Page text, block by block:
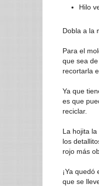
Hilo
Dobla a la
Para el
que sea
recortarla
Ya que
es que
reciclar.
La hojita
los
rojo más
¡Ya
que se